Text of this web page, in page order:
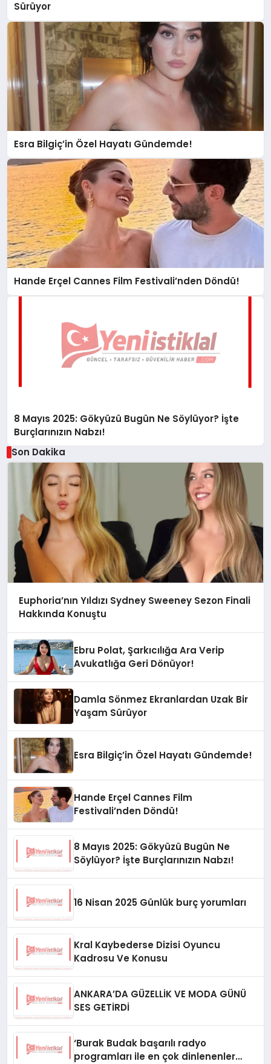
Sürüyor
Esra Bilgiç’in Özel Hayatı Gündemde!
Hande Erçel Cannes Film Festivali’nden Döndü!
8 Mayıs 2025: Gökyüzü Bugün Ne Söylüyor? İşte
Burçlarınızın Nabzı!
Son Dakika
Euphoria’nın Yıldızı Sydney Sweeney Sezon Finali
Hakkında Konuştu
Ebru Polat, Şarkıcılığa Ara Verip
Avukatlığa Geri Dönüyor!
Damla Sönmez Ekranlardan Uzak Bir
Yaşam Sürüyor
Esra Bilgiç’in Özel Hayatı Gündemde!
Hande Erçel Cannes Film
Festivali’nden Döndü!
8 Mayıs 2025: Gökyüzü Bugün Ne
Söylüyor? İşte Burçlarınızın Nabzı!
16 Nisan 2025 Günlük burç yorumları
Kral Kaybederse Dizisi Oyuncu
Kadrosu Ve Konusu
ANKARA’DA GÜZELLİK VE MODA GÜNÜ
SES GETİRDİ
‘Burak Budak başarılı radyo
programları ile en çok dinlenenler